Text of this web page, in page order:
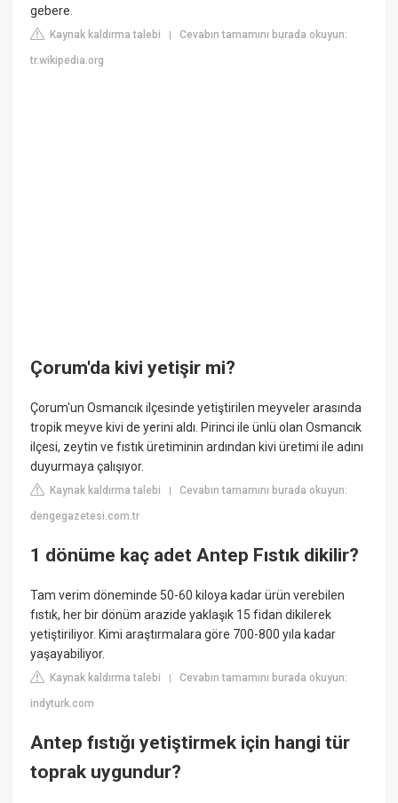
gebere.
Kaynak kaldırma talebi |Cevabın tamamını burada okuyun:
tr.wikipedia.org
Çorum'da kivi yetişir mi?
Çorum'un Osmancık ilçesinde yetiştirilen meyveler arasında
tropik meyve kivi de yerini aldı. Pirinci ile ünlü olan Osmancık
ilçesi, zeytin ve fıstık üretiminin ardından kivi üretimi ile adını
duyurmaya çalışıyor.
Kaynak kaldırma talebi |Cevabın tamamını burada okuyun:
dengegazetesi.com.tr
1 dönüme kaç adet Antep Fıstık dikilir?
Tam verim döneminde 50-60 kiloya kadar ürün verebilen
fıstık, her bir dönüm arazide yaklaşık 15 fidan dikilerek
yetiştiriliyor. Kimi araştırmalara göre 700-800 yıla kadar
yaşayabiliyor.
Kaynak kaldırma talebi |Cevabın tamamını burada okuyun:
indyturk.com
Antep fıstığı yetiştirmek için hangi tür
toprak uygundur?